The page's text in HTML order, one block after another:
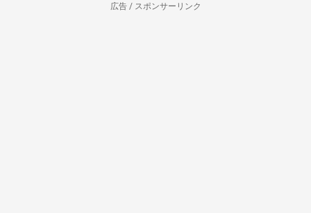
広告 / スポンサーリンク